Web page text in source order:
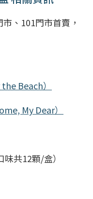
、101門市首賣，
Beach）
My Dear）
共12顆/盒）